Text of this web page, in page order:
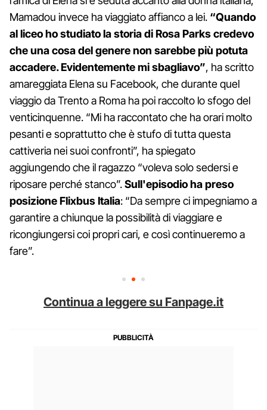
Mamadou invece ha viaggiato affianco a lei. “Quando
al liceo ho studiato la storia di Rosa Parks credevo
che una cosa del genere non sarebbe più potuta
accadere. Evidentemente mi sbagliavo”, ha scritto
amareggiata Elena su Facebook, che durante quel
viaggio da Trento a Roma ha poi raccolto lo sfogo del
venticinquenne. “Mi ha raccontato che ha orari molto
pesanti e soprattutto che è stufo di tutta questa
cattiveria nei suoi confronti”, ha spiegato
aggiungendo che il ragazzo “voleva solo sedersi e
riposare perché stanco”.Sull'episodio ha preso
posizione Flixbus Italia: “Da sempre ci impegniamo a
garantire a chiunque la possibilità di viaggiare e
ricongiungersi coi propri cari, e così continueremo a
fare”.
Continua a leggere su Fanpage.it